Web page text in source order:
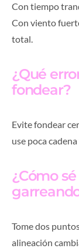
Con tiempo
Con viento
total.
¿Qué
fondear?
Evite fondear
use poca
¿Cómo
Tome dos
alineación